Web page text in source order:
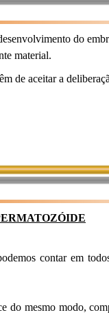
do
material.
de aceitar a
contar em
do mesmo modo,